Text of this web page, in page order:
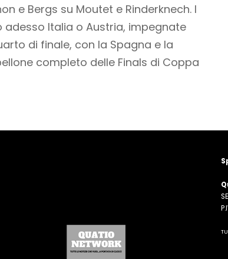
e Bergs su Moutet e Rinderknech. I
Italia o Austria, impegnate
di finale, con la Spagna e la
completo delle Finals di Coppa